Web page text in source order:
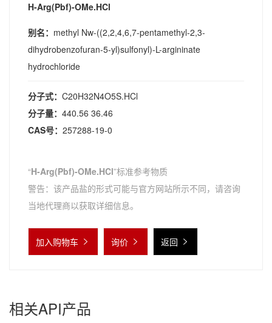
H-Arg(Pbf)-OMe.HCl
别名： methyl Nw-((2,2,4,6,7-pentamethyl-2,3-
dihydrobenzofuran-5-yl)sulfonyl)-L-argininate
hydrochloride
分子式： C20H32N4O5S.HCl
分子量： 440.56 36.46
CAS号： 257288-19-0
“H-Arg(Pbf)-OMe.HCl”标准参考物质
警告：该产品盐的形式可能与官方网站所示不同，请咨询
当地代理商以获取详细信息。
加入购物车 询价 返回
相关API产品